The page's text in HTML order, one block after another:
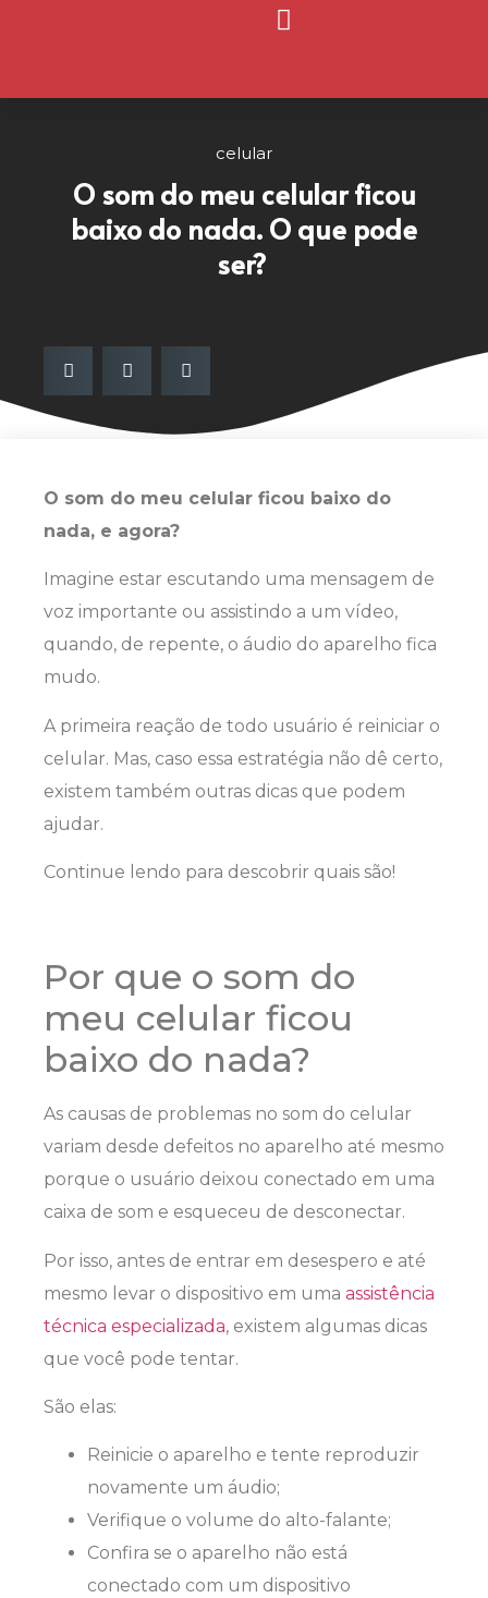
celular
O som do meu celular ficou
baixo do nada. O que pode
ser?
O som do meu celular ficou baixo do
nada, e agora?
Imagine estar escutando uma mensagem de
voz importante ou assistindo a um vídeo,
quando, de repente, o áudio do aparelho fica
mudo.
A primeira reação de todo usuário é reiniciar o
celular. Mas, caso essa estratégia não dê certo,
existem também outras dicas que podem
ajudar.
Continue lendo para descobrir quais são!
Por que o som do
meu celular ficou
baixo do nada?
As causas de problemas no som do celular
variam desde defeitos no aparelho até mesmo
porque o usuário deixou conectado em uma
caixa de som e esqueceu de desconectar.
Por isso, antes de entrar em desespero e até
mesmo levar o dispositivo em uma assistência
técnica especializada, existem algumas dicas
que você pode tentar.
São elas:
Reinicie o aparelho e tente reproduzir
novamente um áudio;
Verifique o volume do alto-falante;
Confira se o aparelho não está
conectado com um dispositivo